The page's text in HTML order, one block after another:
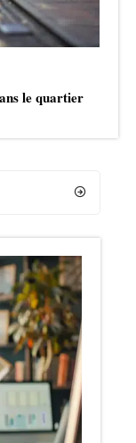
le quartier